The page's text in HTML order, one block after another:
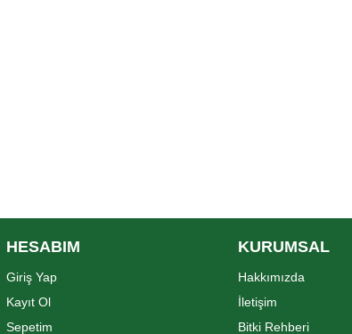
HESABIM
Giriş Yap
Kayıt Ol
Sepetim
KURUMSAL
Hakkımızda
İletişim
Bitki Rehberi